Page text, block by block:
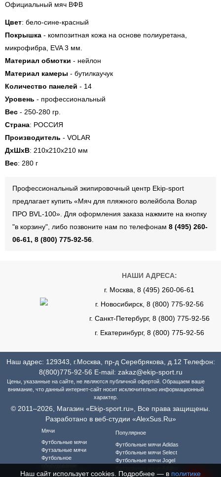
Официальный мяч ВФВ
Цвет: бело-сине-красный
Покрышка - композитная кожа на основе полиуретана,
микрофибра, EVA 3 мм.
Материал обмотки - нейлон
Материал камеры - бутилкаучук
Количество панелей - 14
Уровень - профессиональный
Вес - 250-280 гр.
Страна: РОССИЯ
Производитель - VOLAR
ДxШxВ: 210x210x210 мм
Вес: 280 г
Профессиональный экипировочный центр Ekip-sport
предлагает купить «Мяч для пляжного волейбола Волар
ПРО BVL-100». Для оформления заказа нажмите на кнопку
"в корзину", либо позвоните нам по телефонам 8 (495) 260-
06-61, 8 (800) 775-92-56
НАШИ АДРЕСА:
г. Москва, 8 (495) 260-06-61
г. Новосибирск, 8 (800) 775-92-56
г. Санкт-Петербург, 8 (800) 775-92-56
г. Екатеринбург, 8 (800) 775-92-56
Наш адрес: 129343, г.Москва, пр-д Серебрякова, д.12 Телефон:
8(800)775-92-56 E-mail: zakaz@ekip-sport.ru
Цены, указанные на сайте, не являются публичной офертой. Обращаем ваше
внимание, что данный интернет-сайт носит исключительно информационный
характер.
© 2011–2026, Магазин «Ekip-sport.ru», Все права защищены.
Разработано в веб-студии «AlexSus.Ru»
Мячи
Футбольные мячи
Футзальные мячи
Футбольное
Футбольная форма
Популярное
Футбольные мячи Adidas
Футбольные мячи Select
Футбольные мячи Jogel
Наш сайт использует cookies. Подробнее — в политике